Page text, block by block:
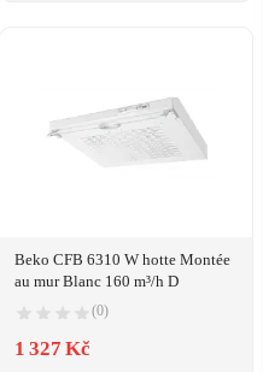
Beko CFB 6310 W hotte Montée
au mur Blanc 160 m³/h D
(0)
1 327 Kč